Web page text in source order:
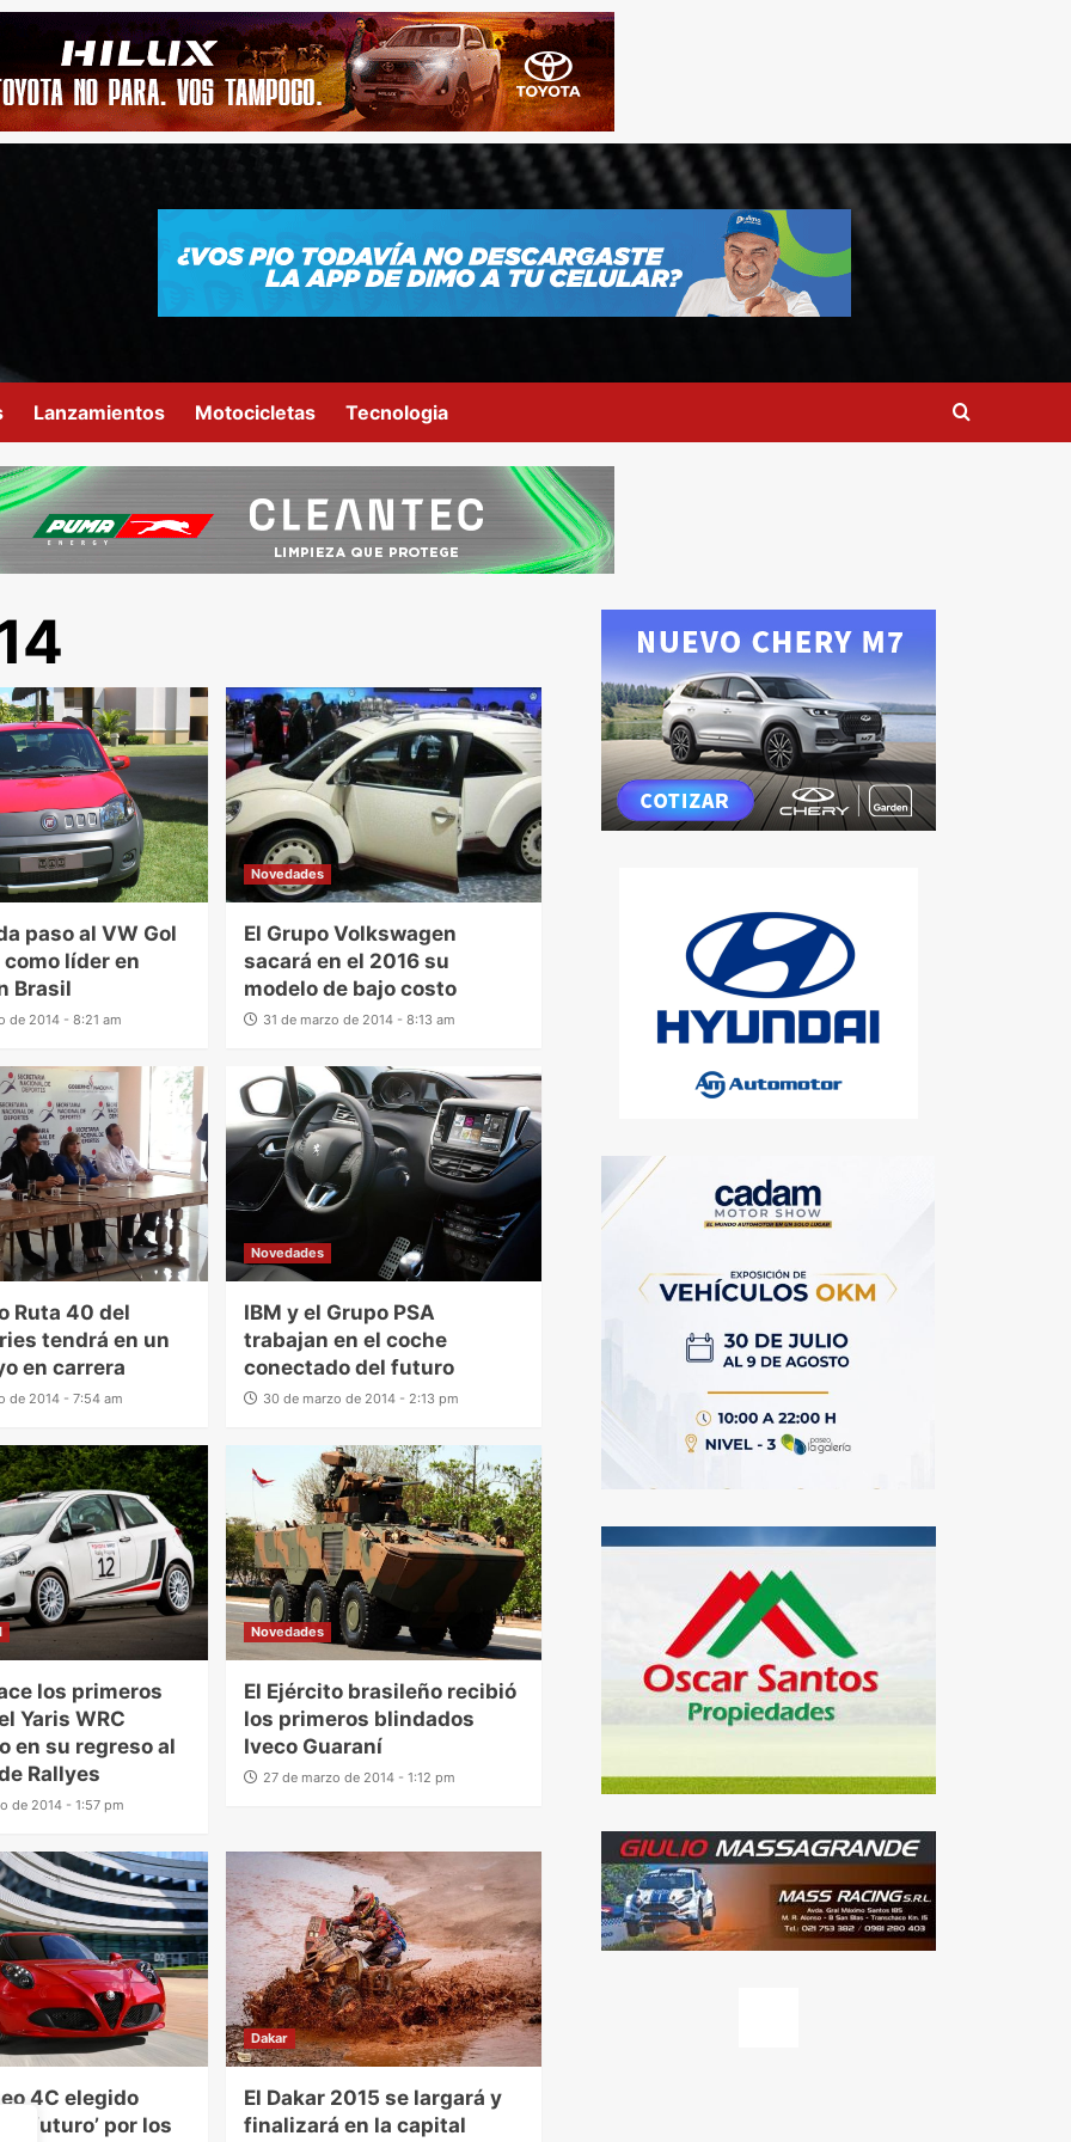
Lanzamientos Motocicletas Tecnologia
paso al VW Gol
líder en
Brasil
de 2014 - 8:21 am
Novedades
El Grupo Volkswagen
sacará en el 2016 su
modelo de bajo costo
31 de marzo de 2014 - 8:13 am
Ruta 40 del
tendrá en un
en carrera
de 2014 - 7:54 am
Novedades
IBM y el Grupo PSA
trabajan en el coche
conectado del futuro
30 de marzo de 2014 - 2:13 pm
los primeros
Yaris WRC
en su regreso al
Rallyes
de 2014 - 1:57 pm
Novedades
El Ejército brasileño recibió
los primeros blindados
Iveco Guaraní
27 de marzo de 2014 - 1:12 pm
4C elegido
futuro’ por los
Dakar
El Dakar 2015 se largará y
finalizará en la capital